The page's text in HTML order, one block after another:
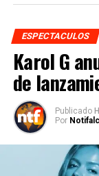
ESPECTACULOS
Karol G
de
Publicado
Por